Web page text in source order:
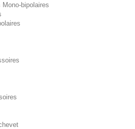
bipolaires